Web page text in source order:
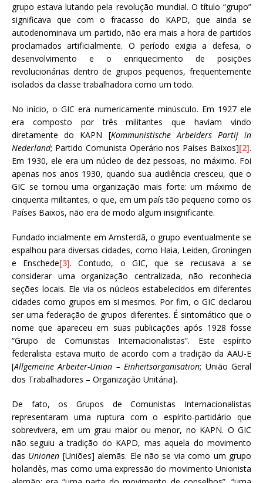
grupo estava lutando pela revolução mundial. O título “grupo”
significava que com o fracasso do KAPD, que ainda se
autodenominava um partido, não era mais a hora de partidos
proclamados artificialmente. O período exigia a defesa, o
desenvolvimento e o enriquecimento de posições
revolucionárias dentro de grupos pequenos, frequentemente
isolados da classe trabalhadora como um todo.
No início, o GIC era numericamente minúsculo. Em 1927 ele
era composto por três militantes que haviam vindo
diretamente do KAPN [Kommunistische Arbeiders Partij in
Nederland; Partido Comunista Operário nos Países Baixos][2].
Em 1930, ele era um núcleo de dez pessoas, no máximo. Foi
apenas nos anos 1930, quando sua audiência cresceu, que o
GIC se tornou uma organização mais forte: um máximo de
cinquenta militantes, o que, em um país tão pequeno como os
Países Baixos, não era de modo algum insignificante.
Fundado incialmente em Amsterdã, o grupo eventualmente se
espalhou para diversas cidades, como Haia, Leiden, Groningen
e Enschede[3]. Contudo, o GIC, que se recusava a se
considerar uma organização centralizada, não reconhecia
seções locais. Ele via os núcleos estabelecidos em diferentes
cidades como grupos em si mesmos. Por fim, o GIC declarou
ser uma federação de grupos diferentes. É sintomático que o
nome que apareceu em suas publicações após 1928 fosse
“Grupo de Comunistas Internacionalistas”. Este espírito
federalista estava muito de acordo com a tradição da AAU-E
[Allgemeine Arbeiter-Union – Einheitsorganisation; União Geral
dos Trabalhadores – Organização Unitária].
De fato, os Grupos de Comunistas Internacionalistas
representaram uma ruptura com o espírito-partidário que
sobrevivera, em um grau maior ou menor, no KAPN. O GIC
não seguiu a tradição do KAPD, mas aquela do movimento
das Unionen [Uniões] alemãs. Ele não se via como um grupo
holandês, mas como uma expressão do movimento Unionista